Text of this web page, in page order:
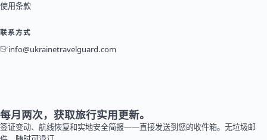
使用条款
联系方式
info@ukrainetravelguard.com
每月两次，获取旅行实用更新。
签证变动、航线恢复和实地安全简报——直接发送到您的收件箱。无垃圾邮